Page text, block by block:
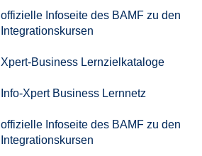
offizielle Infoseite des BAMF zu den
Integrationskursen
Xpert-Business Lernzielkataloge
Info-Xpert Business Lernnetz
offizielle Infoseite des BAMF zu den
Integrationskursen